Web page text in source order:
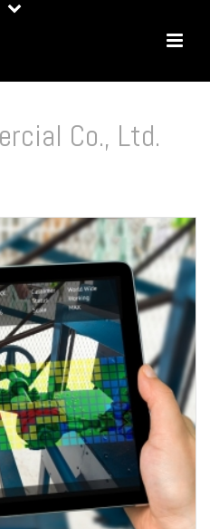
Co., Ltd.